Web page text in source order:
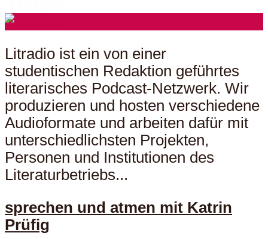
Litradio ist ein von einer
studentischen Redaktion geführtes
literarisches Podcast-Netzwerk. Wir
produzieren und hosten verschiedene
Audioformate und arbeiten dafür mit
unterschiedlichsten Projekten,
Personen und Institutionen des
Literaturbetriebs...
sprechen und atmen mit Katrin
Prüfig